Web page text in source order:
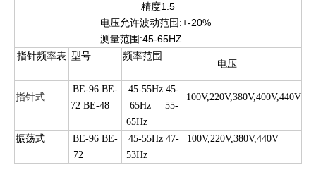
精度1.5
电压允许波动范围:+-20%
测量范围:45-65HZ
指针频率表 型号 频率范围
电压
指针式
BE-96 BE-
72 BE-48
45-55Hz 45-
65Hz
55-
65Hz
100V,220V,380V,400V,440V
振荡式
BE-96 BE-
72
45-55Hz 47-
53Hz
100V,220V,380V,440V